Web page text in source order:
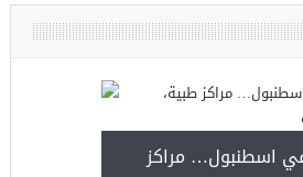
للسوريين في اسطنبول…